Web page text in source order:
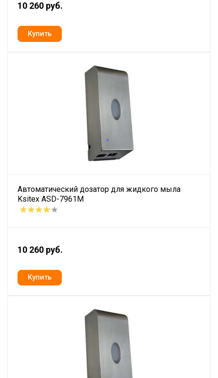
10 260 руб.
Автоматический дозатор для жидкого мыла
Ksitex ASD-7961M
10 260 руб.